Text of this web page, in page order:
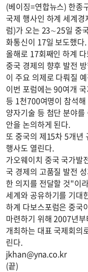
(베이징=연합뉴스) 한종
국제 행사인 하계 세계
럼)가 오는 23∼25일 중
화통신이 17일 보도했다.
올해로 17회째인 하계
중국 경제의 향후 발전
이 주요 의제로 다뤄질
이번 포럼에는 90여개
등 1천700여명이 참석
양자기술 등 첨단 분야
안을 논의하게 된다.
또 중국의 제15차 5개
행사도 열린다.
가오웨이치 중국 국가발
국 경제의 고품질 발전
한 의지를 전달할 것"이
세계와 공유하기를 기대
하계 다보스포럼은 중국
마련하기 위해 2007년
개최하는 대표 국제회의
린다.
jkhan@yna.co.kr
(끝)